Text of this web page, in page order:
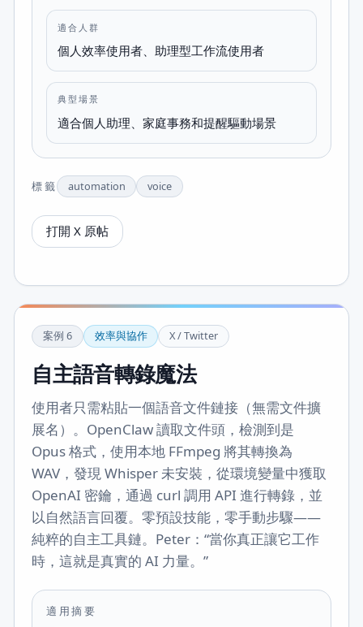
適合人群
個人效率使用者、助理型工作流使用者
典型場景
適合個人助理、家庭事務和提醒驅動場景
標籤 automation voice
打開 X 原帖
案例 6 效率與協作 X / Twitter
自主語音轉錄魔法
使用者只需粘貼一個語音文件鏈接（無需文件擴
展名）。OpenClaw 讀取文件頭，檢測到是
Opus 格式，使用本地 FFmpeg 將其轉換為
WAV，發現 Whisper 未安裝，從環境變量中獲取
OpenAI 密鑰，通過 curl 調用 API 進行轉錄，並
以自然語言回覆。零預設技能，零手動步驟——
純粹的自主工具鏈。Peter：“當你真正讓它工作
時，這就是真實的 AI 力量。”
適用摘要